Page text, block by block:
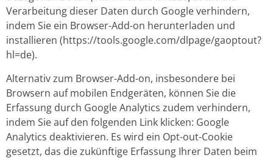
Verarbeitung dieser Daten durch Google verhindern,
indem Sie ein Browser-Add-on herunterladen und
installieren (https://tools.google.com/dlpage/gaoptout?
hl=de).
Alternativ zum Browser-Add-on, insbesondere bei
Browsern auf mobilen Endgeräten, können Sie die
Erfassung durch Google Analytics zudem verhindern,
indem Sie auf den folgenden Link klicken: Google
Analytics deaktivieren. Es wird ein Opt-out-Cookie
gesetzt, das die zukünftige Erfassung Ihrer Daten beim